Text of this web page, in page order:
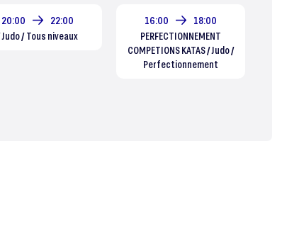
20:00
22:00
Judo / Tous niveaux
16:00
18:00
PERFECTIONNEMENT
COMPETIONS KATAS / Judo /
Perfectionnement